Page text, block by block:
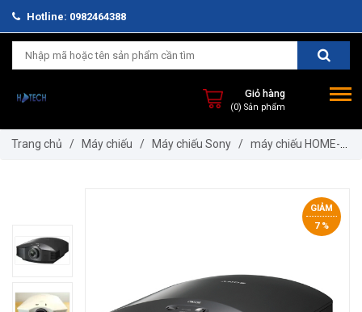
Hotline: 0982464388
Giỏ hàng
Trang chủ / Máy chiếu / Máy chiếu Sony / máy chiếu HOME-
GIẢM
7 %